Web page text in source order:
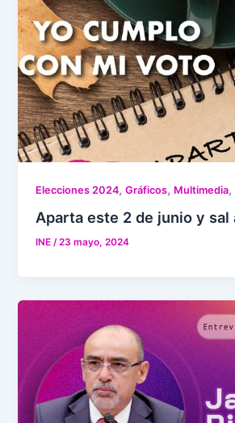
Elecciones 2024,Gráficos, Multimedia,
Aparta este 2 de junio y sal
INE/23 mayo, 2024